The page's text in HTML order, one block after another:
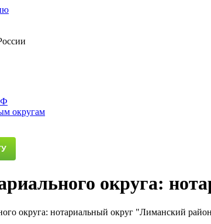
округам
округа:
округа: нотариальный округ "Лиманский